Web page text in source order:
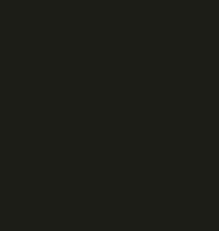
Fil
idées en